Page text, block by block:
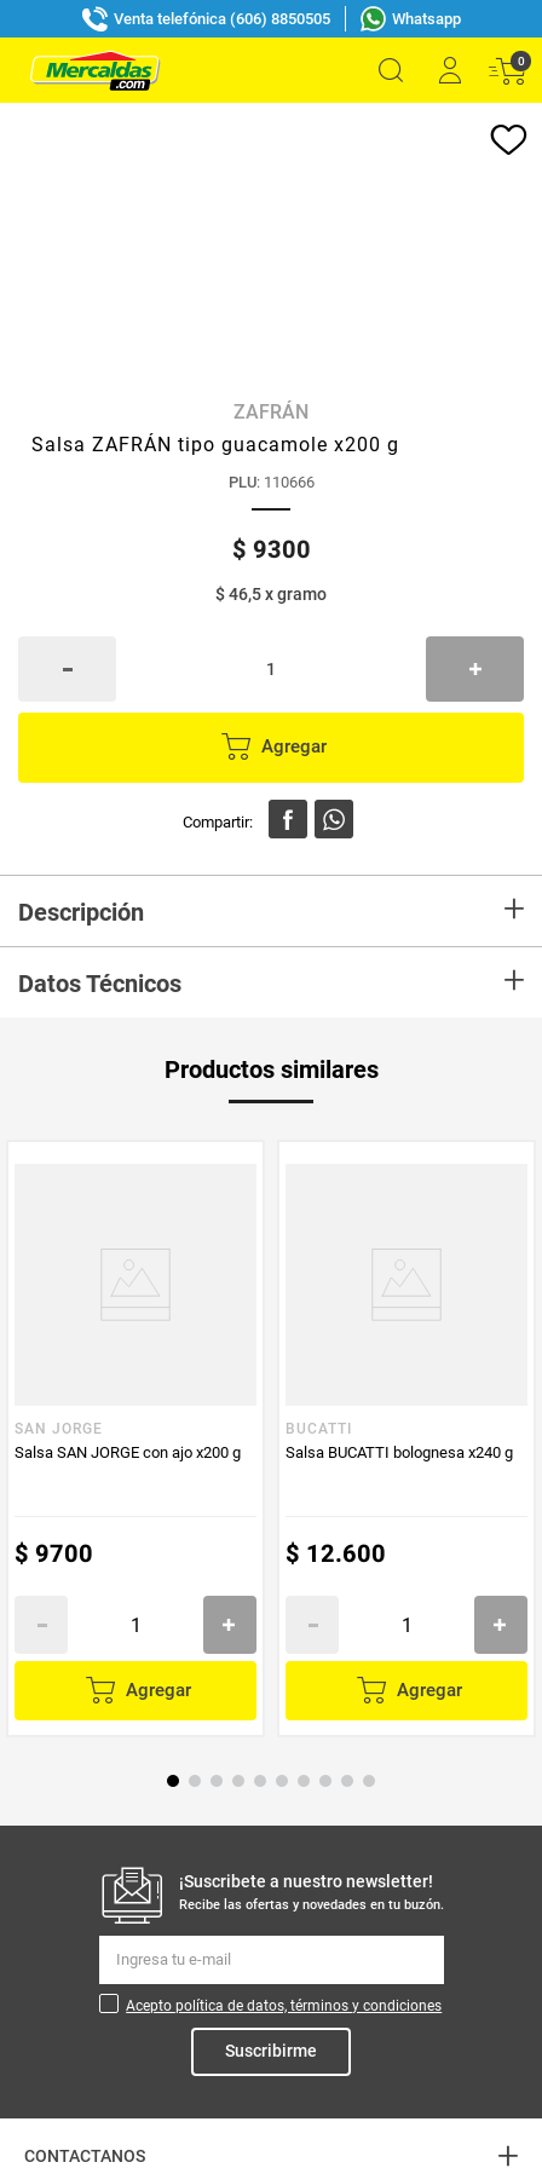
Venta telefónica (606) 8850505 Whatsapp
0
ZAFRÁN
Salsa ZAFRÁN tipo guacamole x200 g
PLU: 110666
$ 9300
$ 46,5xgramo
Agregar
Descripción +
Datos Técnicos +
Producto (kg)
Productos similares
SAN JORGE
Salsa SAN JORGE con ajo x200 g
$ 9700
Agregar
BUCATTI
Salsa BUCATTI bolognesa x240 g
$ 12.600
Agregar
¡Suscribete a nuestro newsletter!
Recibe las ofertas y novedades en tu buzón.
Acepto política de datos, términos y condiciones
Suscribirme
CONTACTANOS +